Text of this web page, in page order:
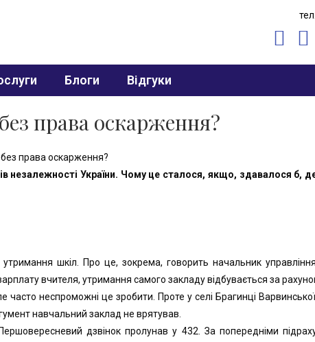
Блоги Відгуки
права оскарження?
незалежності України. Чому це сталося, якщо, здавалося б,
шкіл. Про це, зокрема, говорить начальник управління
вчителя, утримання самого закладу відбувається за
часто неспроможні це зробити. Проте у селі Брагинці
навчальний заклад не врятував.
дзвінок пролунав у 432. За попередніми